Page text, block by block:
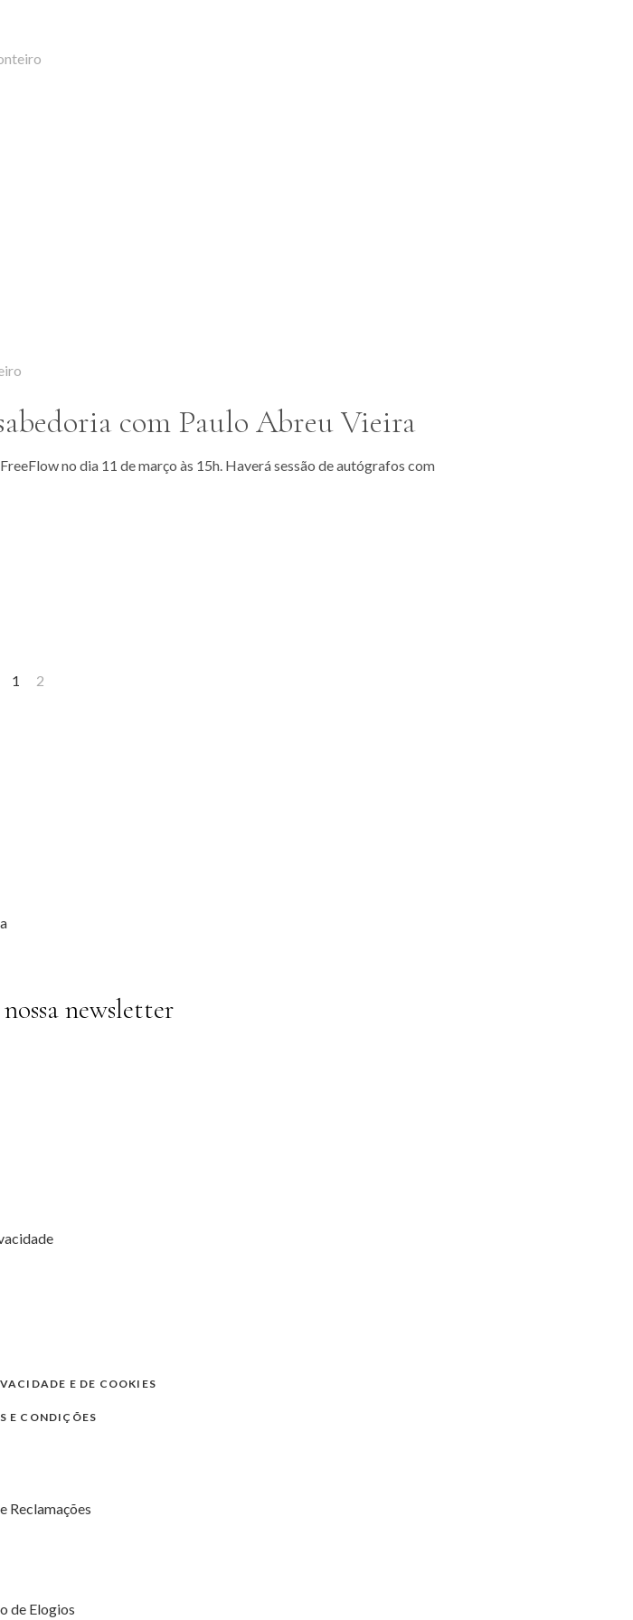
com Paulo Abreu Vieira
no dia 11 de março às 15h. Haverá sessão de autógrafos com
1 2
newsletter
E DE COOKIES
E CONDIÇÕES
Reclamações
de Elogios